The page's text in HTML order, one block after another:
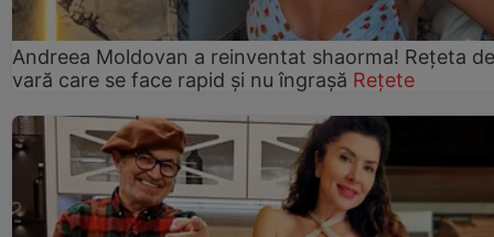
Andreea Moldovan a reinventat shaorma! Rețeta de
vară care se face rapid și nu îngrașă Rețete